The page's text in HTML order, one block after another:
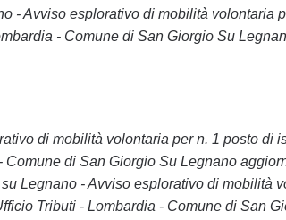
- Avviso esplorativo di mobilità volontaria
- Comune di San Giorgio Su
di mobilità volontaria per n. 1 posto di
di San Giorgio Su Legnano
Legnano - Avviso esplorativo di mobilità
Tributi - Lombardia - Comune di San